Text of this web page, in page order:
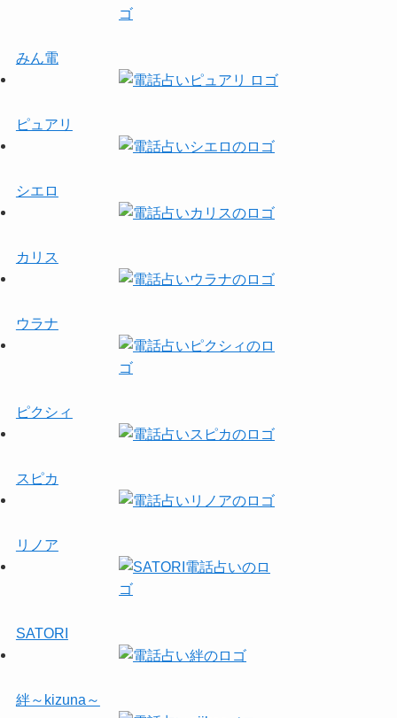
みん電
ピュアリ
シエロ
カリス
ウラナ
ピクシィ
スピカ
リノア
SATORI
絆～kizuna～